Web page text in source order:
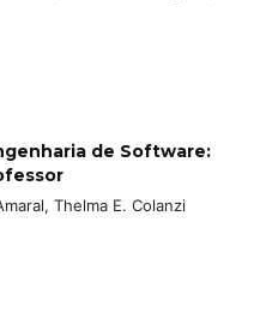
de Software:
Thelma E. Colanzi